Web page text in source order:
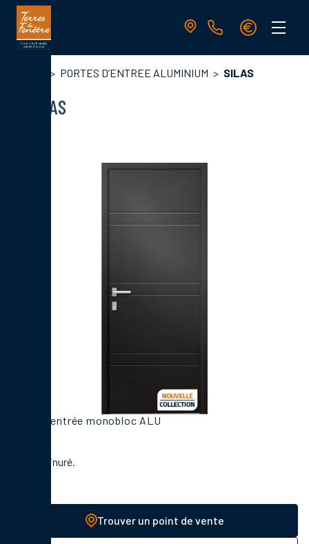
Aller
contenu
principale
PORTES D’ENTREE ALUMINIUM SILAS
SILAS
Porte d'entrée monobloc ALU
Décor rainuré.
Trouver un point de vente